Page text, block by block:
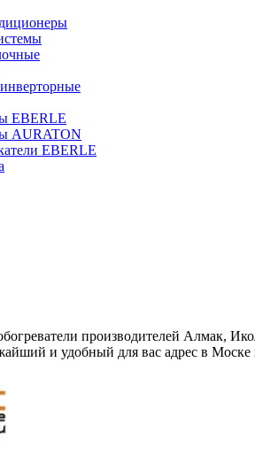
EBERLE
AURATON
EBERLE
производителей Алмак,
и удобный для вас адрес в